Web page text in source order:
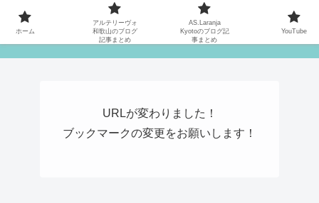
MATYの関西サッカーリーグ応援日記
URLが変わりました！
ブックマークの変更をお願いします！
ホーム
アルテリーヴォ
和歌山のブログ
記事まとめ
AS.Laranja
Kyotoのブログ記
事まとめ
YouTube